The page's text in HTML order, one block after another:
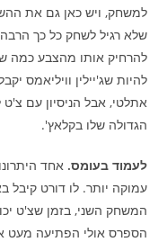
למשחק, ויש כאן גם את
שלא רגיל לשחק כל כך
להרחיק אותו מהצבע כמה
להיות שג'יילין וויליאמס
אתלטי, אבל הניסיון עם
הגדולה שלו בקלאץ'.
לעמוד בעומס. אחד
עמוקה יותר. לו דורט קיבל
המשחק השני, בזמן שצ'ט
הספרס אולי הפתיעה מעט